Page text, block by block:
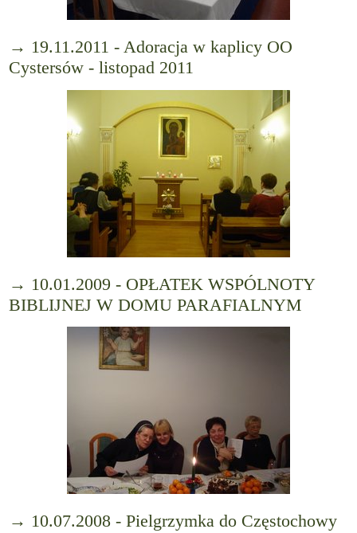
→ 19.11.2011 - Adoracja w kaplicy OO
Cystersów - listopad 2011
→ 10.01.2009 - OPŁATEK WSPÓLNOTY
BIBLIJNEJ W DOMU PARAFIALNYM
→ 10.07.2008 - Pielgrzymka do Częstochowy